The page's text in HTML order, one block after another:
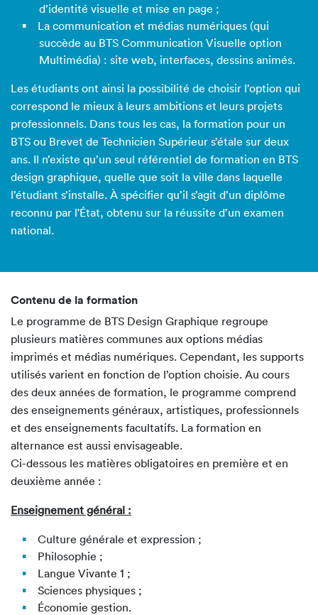
d’identité visuelle et mise en page ;
La communication et médias numériques (qui
succède au BTS Communication Visuelle option
Multimédia) : site web, interfaces, dessins animés.
Les étudiants ont ainsi la possibilité de choisir l’option qui
correspond le mieux à leurs ambitions et leurs projets
professionnels. Dans tous les cas, la formation pour un
BTS ou Brevet de Technicien Supérieur s’étale sur deux
ans. Il n’existe qu’un seul référentiel de formation en BTS
design graphique, quelle que soit la ville dans laquelle
l’étudiant s’installe. À spécifier qu’il s’agit d’un diplôme
reconnu par l'État, obtenu sur la réussite d’un examen
national.
Contenu de la formation
Le programme de BTS Design Graphique regroupe
plusieurs matières communes aux options médias
imprimés et médias numériques. Cependant, les supports
utilisés varient en fonction de l’option choisie. Au cours
des deux années de formation, le programme comprend
des enseignements généraux, artistiques, professionnels
et des enseignements facultatifs. La formation en
alternance est aussi envisageable.
Ci-dessous les matières obligatoires en première et en
deuxième année :
Enseignement général :
Culture générale et expression ;
Philosophie ;
Langue Vivante 1 ;
Sciences physiques ;
Économie gestion.